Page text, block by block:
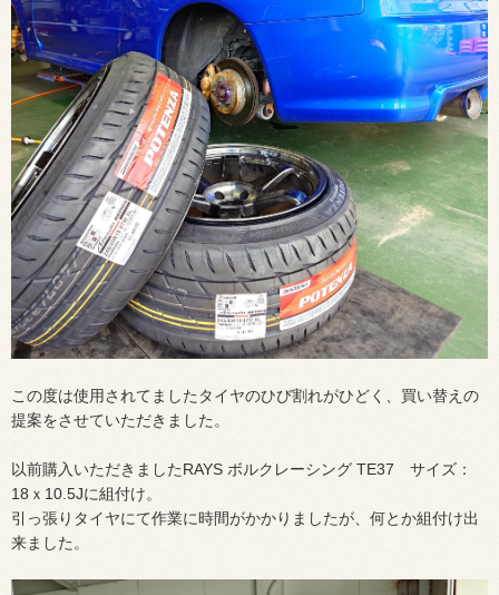
この度は使用されてましたタイヤのひび割れがひどく、買い替えの
提案をさせていただきました。
以前購入いただきましたRAYS ボルクレーシング TE37 サイズ：
18ｘ10.5Jに組付け。
引っ張りタイヤにて作業に時間がかかりましたが、何とか組付け出
来ました。